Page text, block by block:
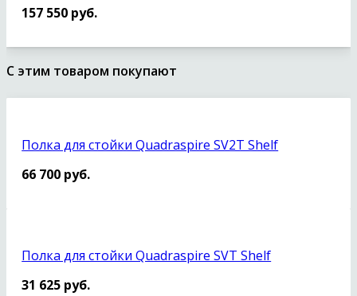
157 550 руб.
С этим товаром покупают
Полка для стойки Quadraspire SV2T Shelf
66 700 руб.
Полка для стойки Quadraspire SVT Shelf
31 625 руб.